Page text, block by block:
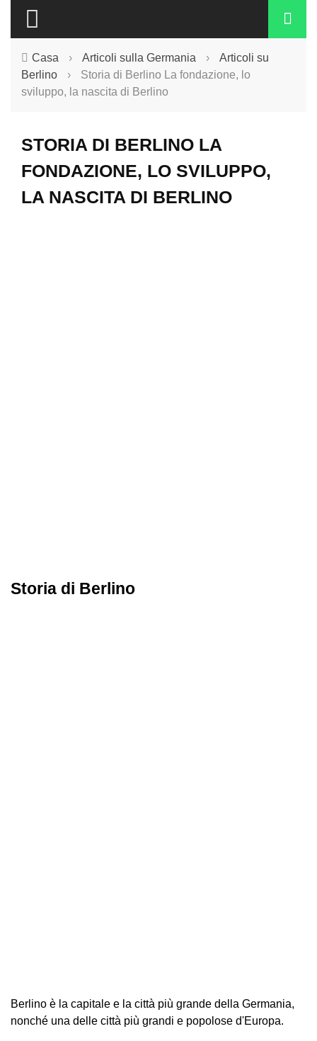
Casa › Articoli sulla Germania ›
Articoli su
Berlino
›
Storia di Berlino La fondazione, lo
sviluppo, la nascita di Berlino
STORIA DI BERLINO LA
FONDAZIONE, LO SVILUPPO,
LA NASCITA DI BERLINO
Storia di Berlino
Berlino è la capitale e la città più grande della Germania,
nonché una delle città più grandi e popolose d'Europa.